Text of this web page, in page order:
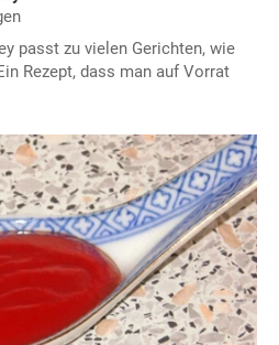
passt zu vielen Gerichten, wie
Rezept, dass man auf Vorrat